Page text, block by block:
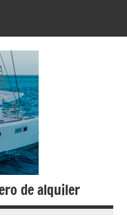
de alquiler